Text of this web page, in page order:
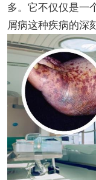
多。它不仅仅是一
屑病这种疾病的深